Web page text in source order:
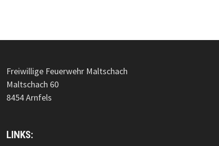
Freiwillige Feuerwehr Maltschach
Maltschach 60
8454 Arnfels
LINKS: